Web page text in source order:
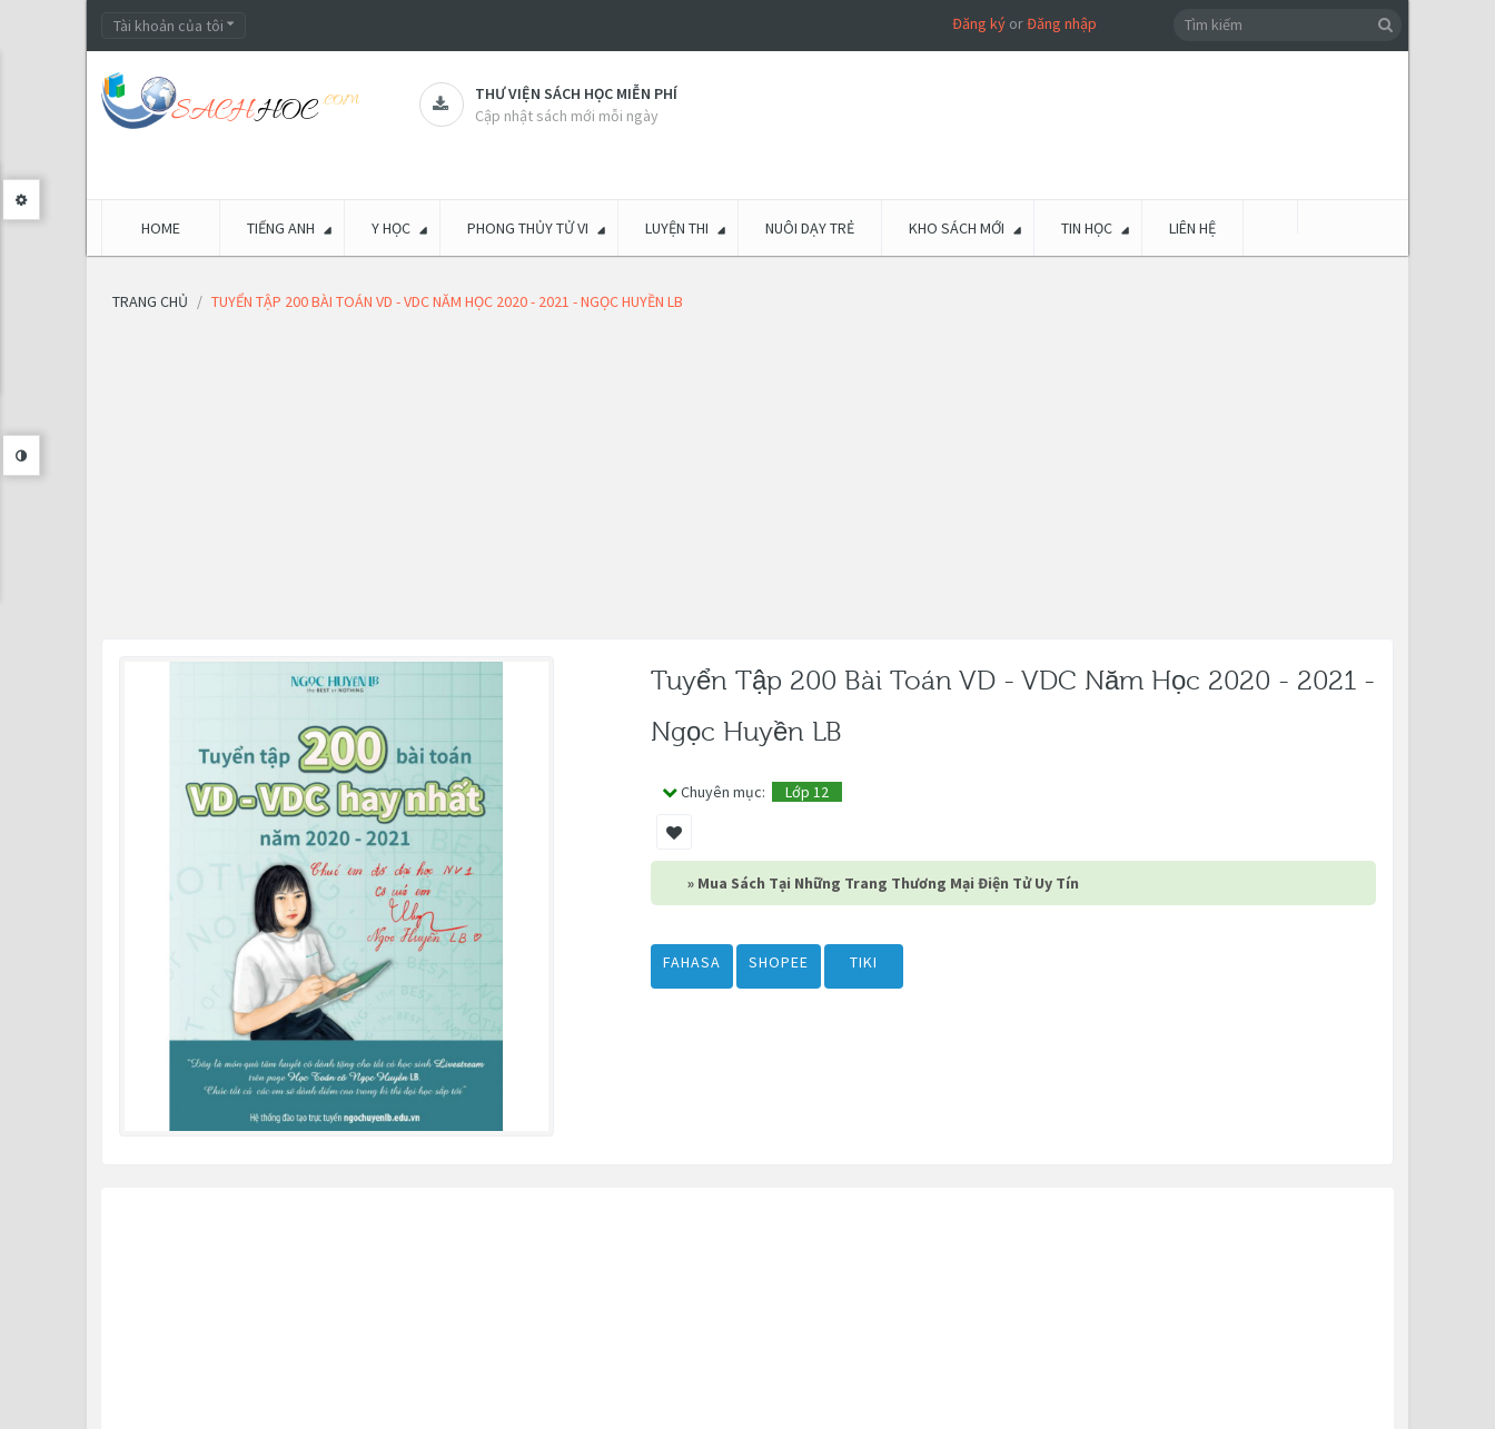
Tài khoản của tôi Đăng kýorĐăng nhập
THƯ VIỆN SÁCH HỌC MIỄN PHÍ
Cập nhật sách mới mỗi ngày
HOME TIẾNG ANH Y HỌC PHONG THỦY TỬ VI LUYỆN THI NUÔI DẠY TRẺ KHO SÁCH MỚI TIN HỌC LIÊN HỆ
TRANG CHỦ TUYỂN TẬP 200 BÀI TOÁN VD - VDC NĂM HỌC 2020 - 2021 - NGỌC HUYỀN LB
Tuyển Tập 200 Bài Toán VD - VDC Năm Học 2020 - 2021 -
Ngọc Huyền LB
Chuyên mục: Lớp 12
» Mua Sách Tại Những Trang Thương Mại Điện Tử Uy Tín
FAHASA SHOPEE TIKI